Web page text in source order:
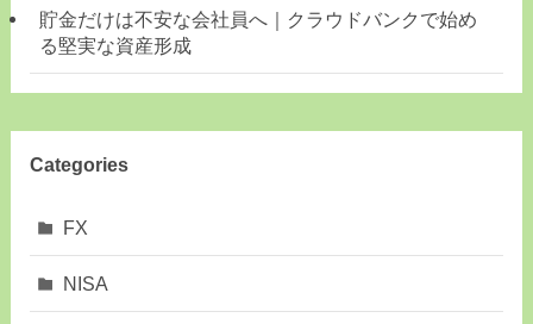
貯金だけは不安な会社員へ｜クラウドバンクで始め
る堅実な資産形成
Categories
FX
NISA